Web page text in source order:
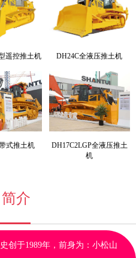
遥控推土机 DH24C全液压推土机
式推土机
DH17C2LGP全液压推土
机
简介
于1989年，前身为：小松山